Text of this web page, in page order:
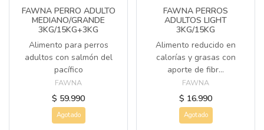
FAWNA PERRO ADULTO
MEDIANO/GRANDE
3KG/15KG+3KG
Alimento para perros
adultos con salmón del
pacífico
FAWNA
$ 59.990
Agotado
FAWNA PERROS
ADULTOS LIGHT
3KG/15KG
Alimento reducido en
calorías y grasas con
aporte de fibr...
FAWNA
$ 16.990
Agotado